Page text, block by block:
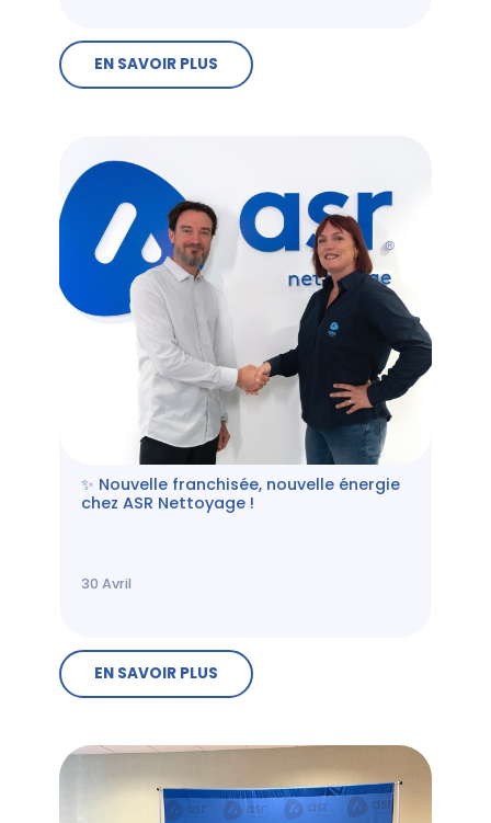
EN SAVOIR PLUS
✨ Nouvelle franchisée, nouvelle énergie
chez ASR Nettoyage !
30 Avril
EN SAVOIR PLUS